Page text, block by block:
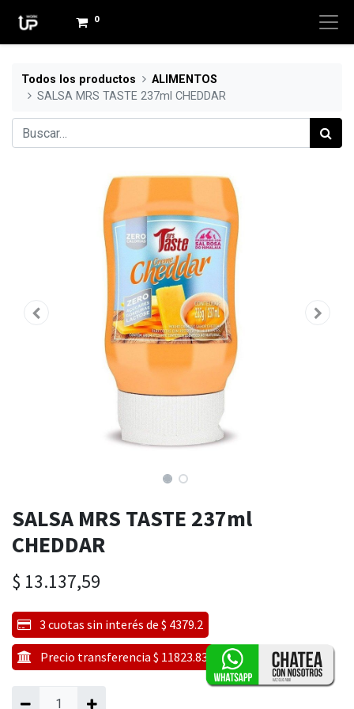
0
Todos los productos
ALIMENTOS
SALSA MRS TASTE 237ml CHEDDAR
SALSA MRS TASTE 237ml
CHEDDAR
$ 13.137,59
3 cuotas sin interés de $ 4379.2
Precio transferencia $ 11823.83